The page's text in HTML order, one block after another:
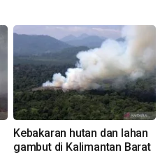
Kebakaran hutan dan lahan
gambut di Kalimantan Barat